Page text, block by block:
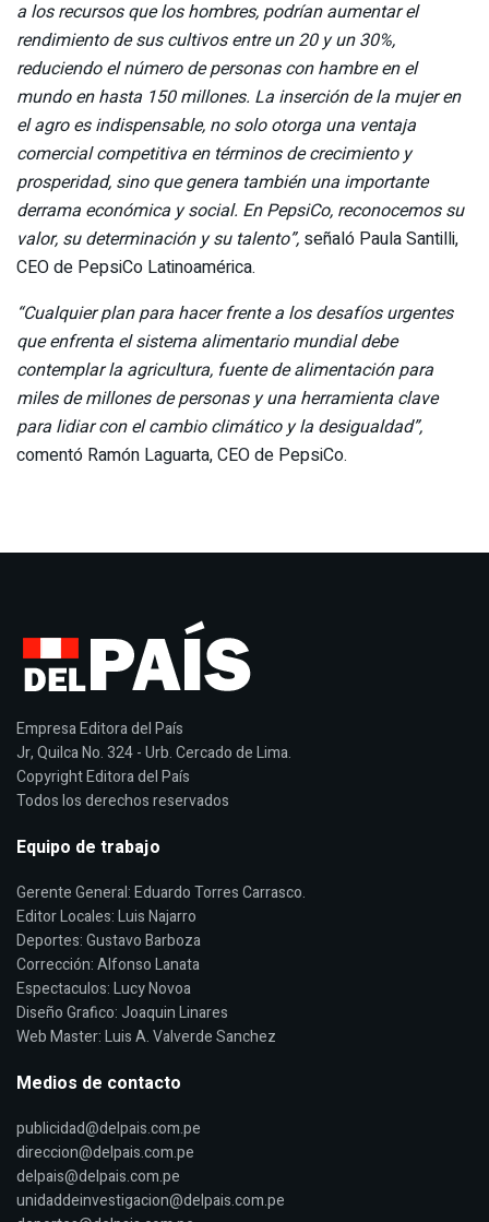
a los recursos que los hombres, podrían aumentar el
rendimiento de sus cultivos entre un 20 y un 30%,
reduciendo el número de personas con hambre en el
mundo en hasta 150 millones. La inserción de la mujer en
el agro es indispensable, no solo otorga una ventaja
comercial competitiva en términos de crecimiento y
prosperidad, sino que genera también una importante
derrama económica y social. En PepsiCo, reconocemos su
valor, su determinación y su talento”, señaló Paula Santilli,
CEO de PepsiCo Latinoamérica.
“Cualquier plan para hacer frente a los desafíos urgentes
que enfrenta el sistema alimentario mundial debe
contemplar la agricultura, fuente de alimentación para
miles de millones de personas y una herramienta clave
para lidiar con el cambio climático y la desigualdad”,
comentó Ramón Laguarta, CEO de PepsiCo.
Empresa Editora del País
Jr, Quilca No. 324 - Urb. Cercado de Lima.
Copyright Editora del País
Todos los derechos reservados
Equipo de trabajo
Gerente General: Eduardo Torres Carrasco.
Editor Locales: Luis Najarro
Deportes: Gustavo Barboza
Corrección: Alfonso Lanata
Espectaculos: Lucy Novoa
Diseño Grafico: Joaquin Linares
Web Master: Luis A. Valverde Sanchez
Medios de contacto
publicidad@delpais.com.pe
direccion@delpais.com.pe
delpais@delpais.com.pe
unidaddeinvestigacion@delpais.com.pe